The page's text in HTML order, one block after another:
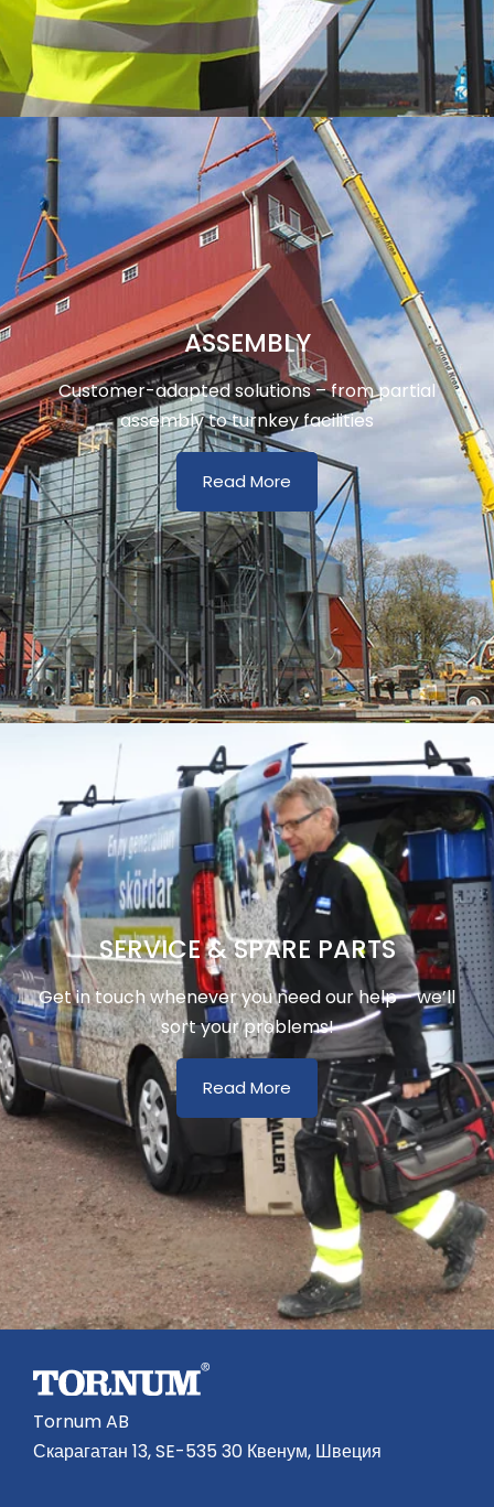
ASSEMBLY
Customer-adapted solutions – from partial
assembly to turnkey facilities
Read More
SERVICE & SPARE PARTS
Get in touch whenever you need our help – we’ll
sort your problems!
Read More
Tornum AB
Скарагатан 13, SE-535 30 Квенум, Швеция